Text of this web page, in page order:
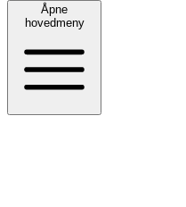
Åpne
hovedmeny